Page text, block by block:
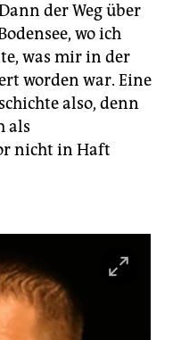
der Weg über
wo ich
was mir in der
worden war. Eine
also, denn
als
nicht in Haft